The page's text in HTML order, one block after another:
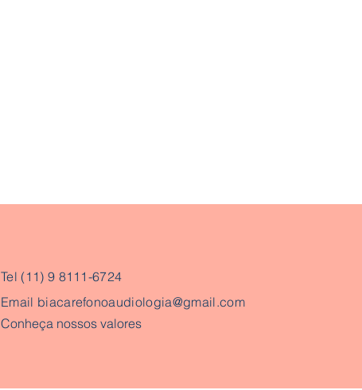
Tel (11) 9 8111-6724
Email biacarefonoaudiologia@gmail.com
Conheça nossos valores